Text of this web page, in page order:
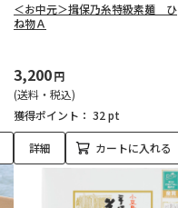
＜お中元＞揖保乃糸特級素麺 ひ
ね物Ａ
3,200円
(送料・税込)
獲得ポイント： 32 pt
詳細 カートに入れる